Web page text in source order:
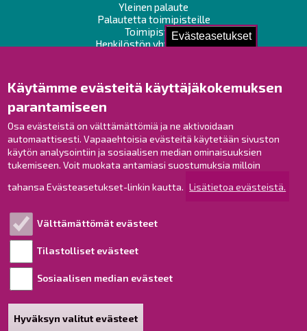
Evästeasetukset
Käytämme evästeitä käyttäjäkokemuksen
parantamiseen
Osa evästeistä on välttämättömiä ja ne aktivoidaan
automaattisesti. Vapaaehtoisia evästeitä käytetään sivuston
käytön analysointiin ja sosiaalisen median ominaisuuksien
tukemiseen. Voit muokata antamiasi suostumuksia milloin
tahansa Evästeasetukset-linkin kautta. Lisätietoa evästeistä.
Välttämättömät evästeet
Tilastolliset evästeet
Sosiaalisen median evästeet
Hyväksyn valitut evästeet
Yleinen palaute
Palautetta toimipisteille
Toimipisteet
Henkilöstön yhteystiedot
Raahe Facebookissa
Raahe Instagramissa
Raahe LinkedInissä
Raahe YouTubessa
Esityslistat ja pöytäkirjat
Viranhaltijapäätökset
Saavutettavuusseloste